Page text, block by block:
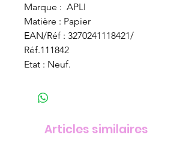
Marque : APLI
Matière : Papier
EAN/Réf : 3270241118421/
Réf.111842
Etat : Neuf.
Articles similaires